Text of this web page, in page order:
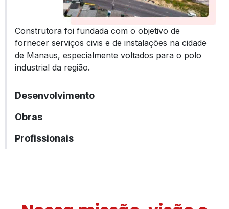
Construtora foi fundada com o objetivo de
fornecer serviços civis e de instalações na cidade
de Manaus, especialmente voltados para o polo
industrial da região.
Desenvolvimento
Obras
Profissionais